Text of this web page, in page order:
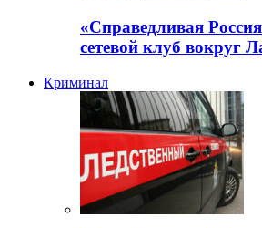
«Справедливая
сетевой клуб вокруг
Криминал